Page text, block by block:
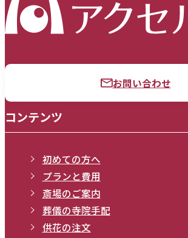
お問い合わせ
コンテンツ
初めての方へ
プランと費用
斎場のご案内
葬儀の寺院手配
供花の注文